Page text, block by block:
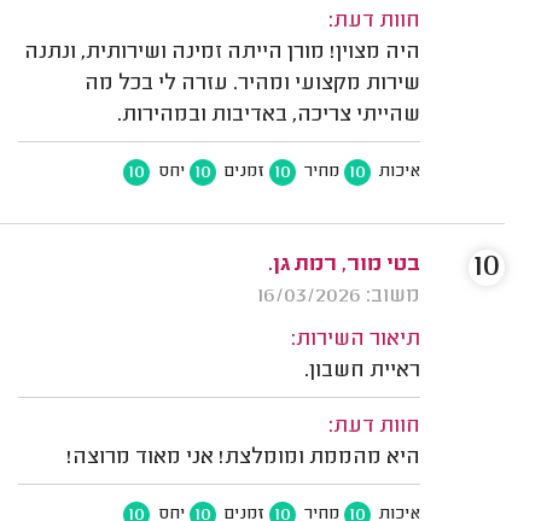
חוות דעת:
היה מצוין! מורן הייתה זמינה ושירותית, ונתנה
שירות מקצועי ומהיר. עזרה לי בכל מה
שהייתי צריכה, באדיבות ובמהירות.
איכות 10 מחיר 10 זמנים 10 יחס 10
בטי מור, רמת גן.
משוב: 16/03/2026
תיאור השירות:
ראיית חשבון.
חוות דעת:
היא מהממת ומומלצת! אני מאוד מרוצה!
איכות 10 מחיר 10 זמנים 10 יחס 10
10